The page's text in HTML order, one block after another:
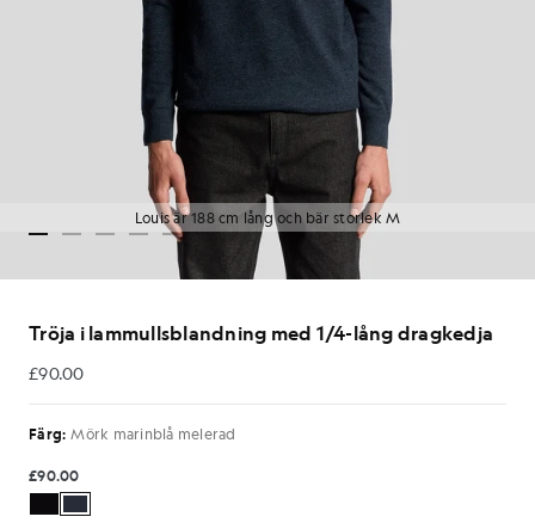
Louis är 188 cm lång och bär storlek M
Tröja i lammullsblandning med 1/4-lång dragkedja
£90.00
£90.00
Färg: Mörk marinblå melerad
£90.00